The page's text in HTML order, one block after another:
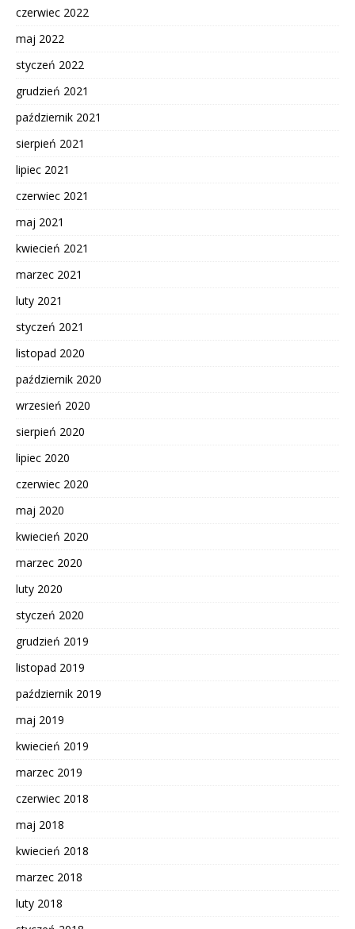
czerwiec 2022
maj 2022
styczeń 2022
grudzień 2021
październik 2021
sierpień 2021
lipiec 2021
czerwiec 2021
maj 2021
kwiecień 2021
marzec 2021
luty 2021
styczeń 2021
listopad 2020
październik 2020
wrzesień 2020
sierpień 2020
lipiec 2020
czerwiec 2020
maj 2020
kwiecień 2020
marzec 2020
luty 2020
styczeń 2020
grudzień 2019
listopad 2019
październik 2019
maj 2019
kwiecień 2019
marzec 2019
czerwiec 2018
maj 2018
kwiecień 2018
marzec 2018
luty 2018